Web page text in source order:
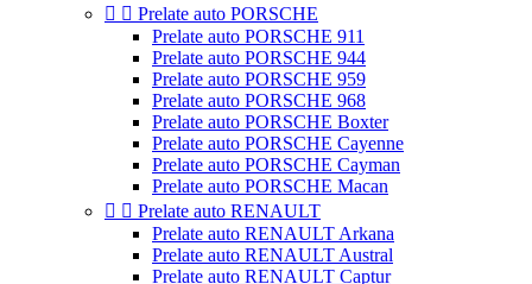
  Prelate auto PORSCHE
Prelate auto PORSCHE 911
Prelate auto PORSCHE 944
Prelate auto PORSCHE 959
Prelate auto PORSCHE 968
Prelate auto PORSCHE Boxter
Prelate auto PORSCHE Cayenne
Prelate auto PORSCHE Cayman
Prelate auto PORSCHE Macan
  Prelate auto RENAULT
Prelate auto RENAULT Arkana
Prelate auto RENAULT Austral
Prelate auto RENAULT Captur